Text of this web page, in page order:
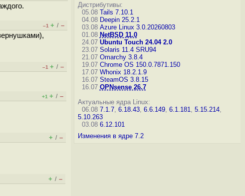
–1 + / –
–1 + / –
+1 + / –
+ / –
+ / –
Дистрибутивы:
05.08 Tails 7.10.1
04.08 Deepin 25.2.1
03.08 Azure Linux 3.0.20260803
01.08 NetBSD 11.0
24.07 Ubuntu Touch 24.04 2.0
23.07 Solaris 11.4 SRU94
21.07 Omarchy 3.8.4
19.07 Chrome OS 150.0.7871.150
17.07 Whonix 18.2.1.9
16.07 SteamOS 3.8.15
16.07 OPNsense 26.7
Актуальные ядра Linux:
06.08 7.1.7, 6.18.43, 6.6.149, 6.1.181, 5.15.214,
5.10.263
03.08 6.12.101
Изменения в ядре 7.2